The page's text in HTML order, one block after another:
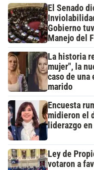
El Senado
Gobierno
Manejo del
La historia
mujer", la
caso de una
marido
Encuesta
midieron el
liderazgo
Ley de
votaron a